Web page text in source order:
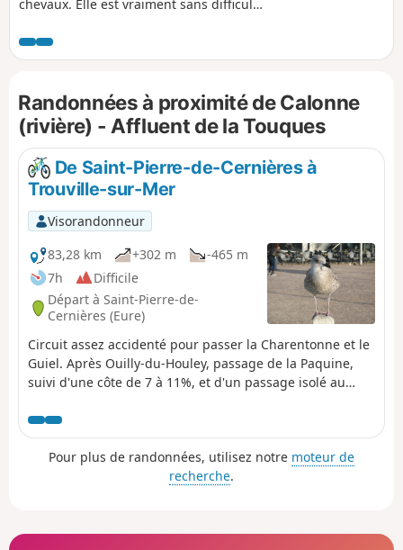
chevaux. Elle est vraiment sans difficulté
Randonnées à proximité de Calonne
(rivière) - Affluent de la Touques
De Saint-Pierre-de-Cernières à
Trouville-sur-Mer
Visorandonneur
83,28 km
+302 m
-465 m
7h
Difficile
Départ à Saint-Pierre-de-
Cernières (Eure)
Circuit assez accidenté pour passer la Charentonne et le
Guiel. Après Ouilly-du-Houley, passage de la Paquine,
suivi d'une côte de 7 à 11%, et d'un passage isolé au
ses haras et champs de courses. De part et d'autre de la
Touques, le terrain est plus vallonné. En fin du parcours,
une reposante Voie Verte contourne l'hippodrome, longe
les ports de Dauville et Trouville, pour arriver en bord de
Pour plus de randonnées, utilisez notre moteur de
recherche.